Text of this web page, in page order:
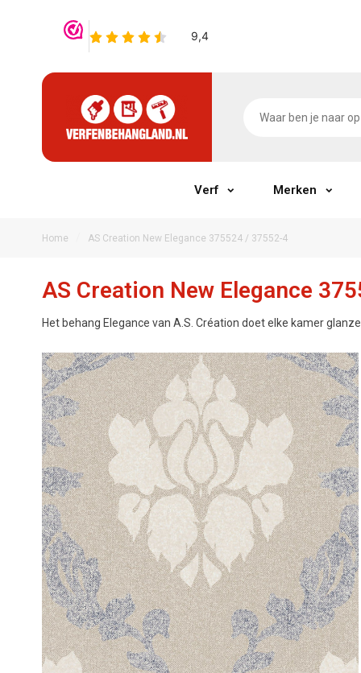
Verf Merken
Home AS Creation New Elegance 375524 / 37552-4
AS Creation New Elegance
Het behang Elegance van A.S. Création doet elke kamer